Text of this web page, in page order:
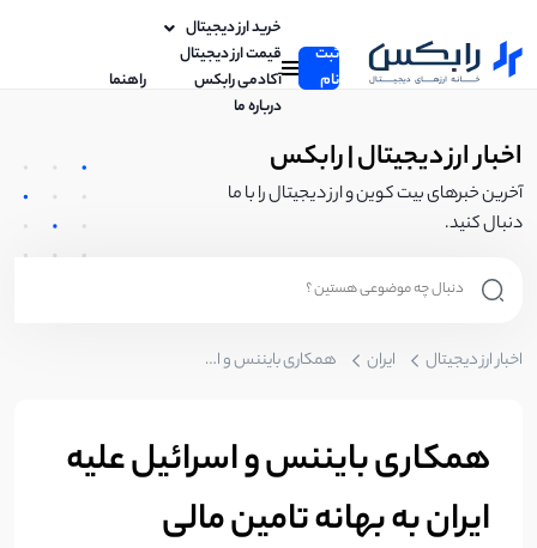
ثبت
نام
خرید ارز دیجیتال
قیمت ارز دیجیتال
آکادمی رابکس
راهنما
درباره ما
اخبار ارز دیجیتال | رابکس
آخرین خبرهای بیت کوین و ارز دیجیتال را با ما
دنبال کنید.
اخبار ارز دیجیتال ایران همکاری بایننس و اسرائیل علیه ایران به بهانه تامین مالی تروریسم
همکاری بایننس و اسرائیل علیه
ایران به بهانه تامین مالی